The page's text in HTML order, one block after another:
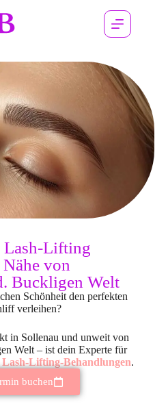
Lifting
von
Buckligen Welt
Schönheit den perfekten
verleihen?
in Sollenau und unweit von
Welt – ist dein Experte für
Lifting-Behandlungen.
buchen